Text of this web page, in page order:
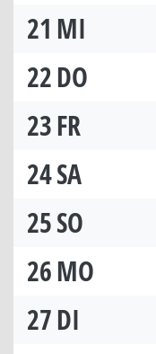
21 MI
22DO
23FR
24SA
25SO
26MO
27DI